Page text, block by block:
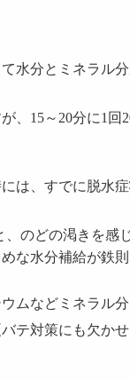
水分とミネラル
、15～20分に1回
は、すでに脱水
のどの渇きを感
な水分補給が鉄則
ムなどミネラル
テ対策にも欠かせ